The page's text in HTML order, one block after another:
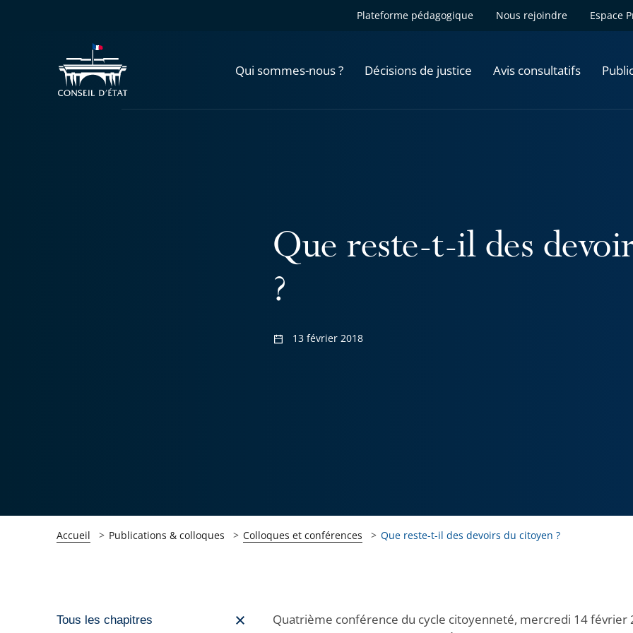
Plateforme pédagogique Nous rejoindre Espace
Qui sommes-nous ? Décisions de justice Avis consultatifs
Que reste-t-il des
?
13 février 2018
Accueil Publications & colloques Colloques et conférences Que reste-t-il des devoirs du citoyen ?
Passer
Tous les chapitres
Quatrième conférence du cycle citoyenneté, mercredi 14 février